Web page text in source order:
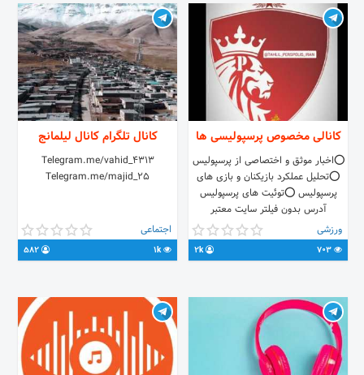
کانالی مخصوص پرسپولیسی ها
⭕️اخبار موثق و اختصاصی از پرسپولیس
⭕️تحلیل عملکرد بازیکنان و بازی های
پرسپولیس ⭕️توئیت های پرسپولیس
آدرس بدون فیلتر سایت معتبر
#وین_بت_پلاس ، سایت مورد تایید
انجمن شرط بندی👇👇👇 🌐
http://win4030.info کانال تلگرام
ورزشی
2k
کانال تلگرام كانال ليلمانج
Telegram.me/vahid_4313
Telegram.me/majid_25
اجتماعی
1k